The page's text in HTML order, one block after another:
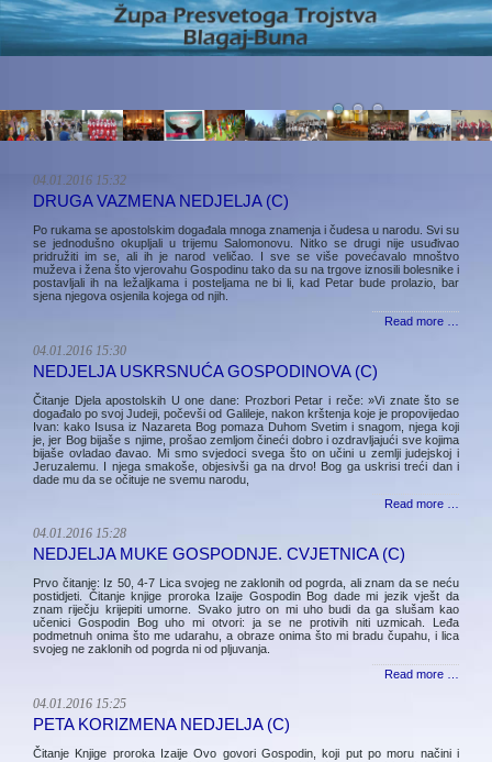
04.01.2016 15:32
DRUGA VAZMENA NEDJELJA (C)
Po rukama se apostolskim događala mnoga znamenja i čudesa u narodu. Svi su
se jednodušno okupljali u trijemu Salomonovu. Nitko se drugi nije usuđivao
pridružiti im se, ali ih je narod veličao. I sve se više povećavalo mnoštvo
muževa i žena što vjerovahu Gospodinu tako da su na trgove iznosili bolesnike i
postavljali ih na ležaljkama i posteljama ne bi li, kad Petar bude prolazio, bar
sjena njegova osjenila kojega od njih.
Read more …
04.01.2016 15:30
NEDJELJA USKRSNUĆA GOSPODINOVA (C)
Čitanje Djela apostolskih U one dane: Prozbori Petar i reče: »Vi znate što se
događalo po svoj Judeji, počevši od Galileje, nakon krštenja koje je propovijedao
Ivan: kako Isusa iz Nazareta Bog pomaza Duhom Svetim i snagom, njega koji
je, jer Bog bijaše s njime, prošao zemljom čineći dobro i ozdravljajući sve kojima
bijaše ovladao đavao. Mi smo svjedoci svega što on učini u zemlji judejskoj i
Jeruzalemu. I njega smakoše, objesivši ga na drvo! Bog ga uskrisi treći dan i
dade mu da se očituje ne svemu narodu,
Read more …
04.01.2016 15:28
NEDJELJA MUKE GOSPODNJE. CVJETNICA (C)
Prvo čitanje: Iz 50, 4-7 Lica svojeg ne zaklonih od pogrda, ali znam da se neću
postidjeti. Čitanje knjige proroka Izaije Gospodin Bog dade mi jezik vješt da
znam riječju krijepiti umorne. Svako jutro on mi uho budi da ga slušam kao
učenici Gospodin Bog uho mi otvori: ja se ne protivih niti uzmicah. Leđa
podmetnuh onima što me udarahu, a obraze onima što mi bradu čupahu, i lica
svojeg ne zaklonih od pogrda ni od pljuvanja.
Read more …
04.01.2016 15:25
PETA KORIZMENA NEDJELJA (C)
Čitanje Knjige proroka Izaije Ovo govori Gospodin, koji put po moru načini i